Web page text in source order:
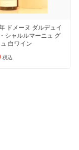
ドメーヌ ダルデュイ
シャルルマーニュ グ
白ワイン
税込